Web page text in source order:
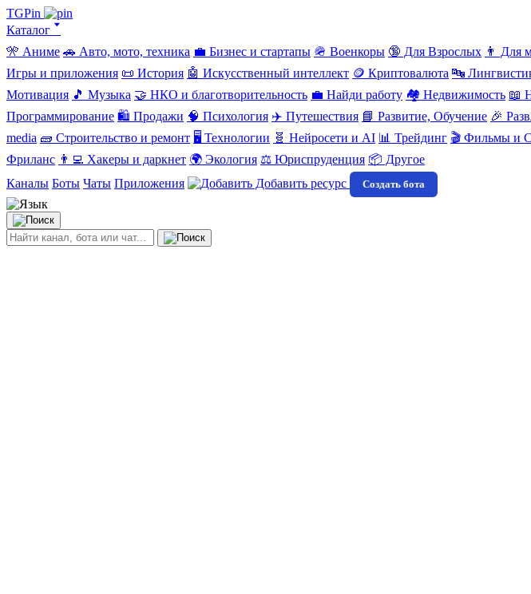
TGPin
Каталог 🢓
🎌 Аниме 🚗 Авто, мото, техника 💼 Бизнес и стартапы 🪖 Военкоры 🔞 Для Взрослых 👨 Для
Игры и приложения 📜 История 🤖 Искусственный интеллект 🪙 Криптовалюта 🔤
Мотивация 🎵 Музыка 🤝 НКО и благотворительность 💼 Найди работу 🏘️ Недвижимость 📖
Программирование 🛍️ Продажи 🧠 Психология ✈️ Путешествия 📘 Развитие, Обучение 🎉
media 🧱 Строительство и ремонт 🖥️ Технологии 🧬 Нейросети и AI 📊 Трейдинг 🎬 Фильмы и
Фриланс 👨‍💻 Хакеры и даркнет 🌍 Экология ⚖️ Юриспруденция 📦 Другое
Каналы Боты Чаты Приложения Добавить ресурс Создать бота